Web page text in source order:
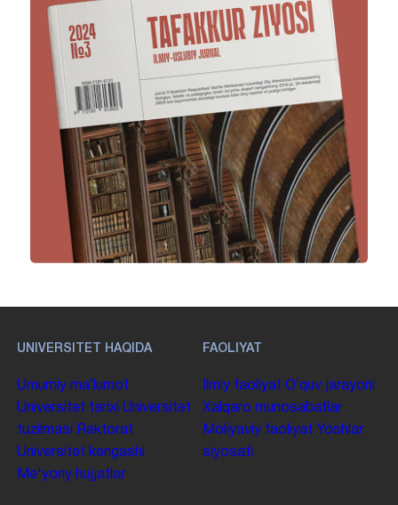
UNIVERSITET HAQIDA
Umumiy maʼlumot
Universitet tarixi Universitet
tuzilmasi
Rektorat
Universitet kengashi
Me'yoriy hujjatlar
FAOLIYAT
Ilmiy faoliyat Oʻquv jarayoni
Xalqaro munosabatlar
Moliyaviy faoliyat Yoshlar
siyosati